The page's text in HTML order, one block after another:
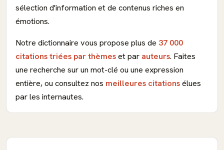
sélection d'information et de contenus riches en
émotions.
Notre dictionnaire vous propose plus de 37 000
citations triées par thèmeset par auteurs. Faites
une recherche sur un mot-clé ou une expression
entière, ou consultez nos meilleures citationsélues
par les internautes.